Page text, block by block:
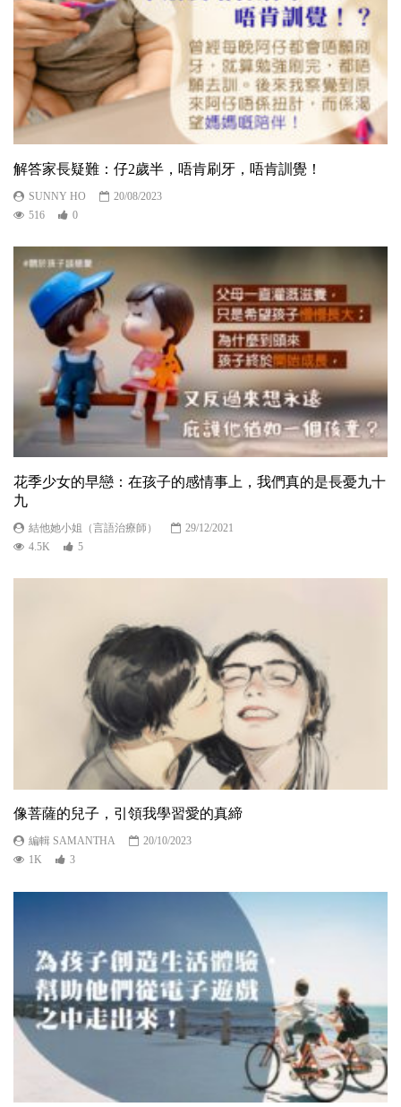
解答家長疑難：仔2歲半，唔肯刷牙，唔肯訓覺！
SUNNY HO
20/08/2023
516
0
花季少女的早戀：在孩子的感情事上，我們真的是長憂九十
九
結他她小姐（言語治療師）
29/12/2021
4.5K
5
像菩薩的兒子，引領我學習愛的真締
編輯 SAMANTHA
20/10/2023
1K
3